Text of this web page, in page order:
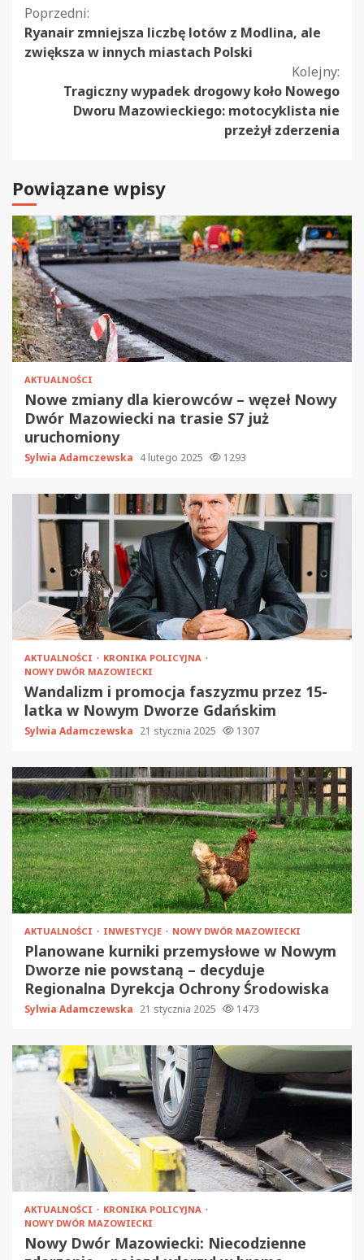
Kontynuuj
czytanie
Poprzedni:
Ryanair zmniejsza liczbę lotów z Modlina, ale
zwiększa w innych miastach Polski
Kolejny:
Tragiczny wypadek drogowy koło Nowego
Dworu Mazowieckiego: motocyklista nie
przeżył zderzenia
Powiązane wpisy
AKTUALNOŚCI
Nowe zmiany dla kierowców – węzeł Nowy
Dwór Mazowiecki na trasie S7 już
uruchomiony
Sylwia Adamczewska 4 lutego 2025 1293
AKTUALNOŚCI
KRONIKA POLICYJNA
NOWY DWÓR MAZOWIECKI
Wandalizm i promocja faszyzmu przez 15-
latka w Nowym Dworze Gdańskim
Sylwia Adamczewska 21 stycznia 2025 1307
AKTUALNOŚCI INWESTYCJE NOWY DWÓR MAZOWIECKI
Planowane kurniki przemysłowe w Nowym
Dworze nie powstaną – decyduje
Regionalna Dyrekcja Ochrony Środowiska
Sylwia Adamczewska 21 stycznia 2025 1473
AKTUALNOŚCI
KRONIKA POLICYJNA
NOWY DWÓR MAZOWIECKI
Nowy Dwór Mazowiecki: Niecodzienne